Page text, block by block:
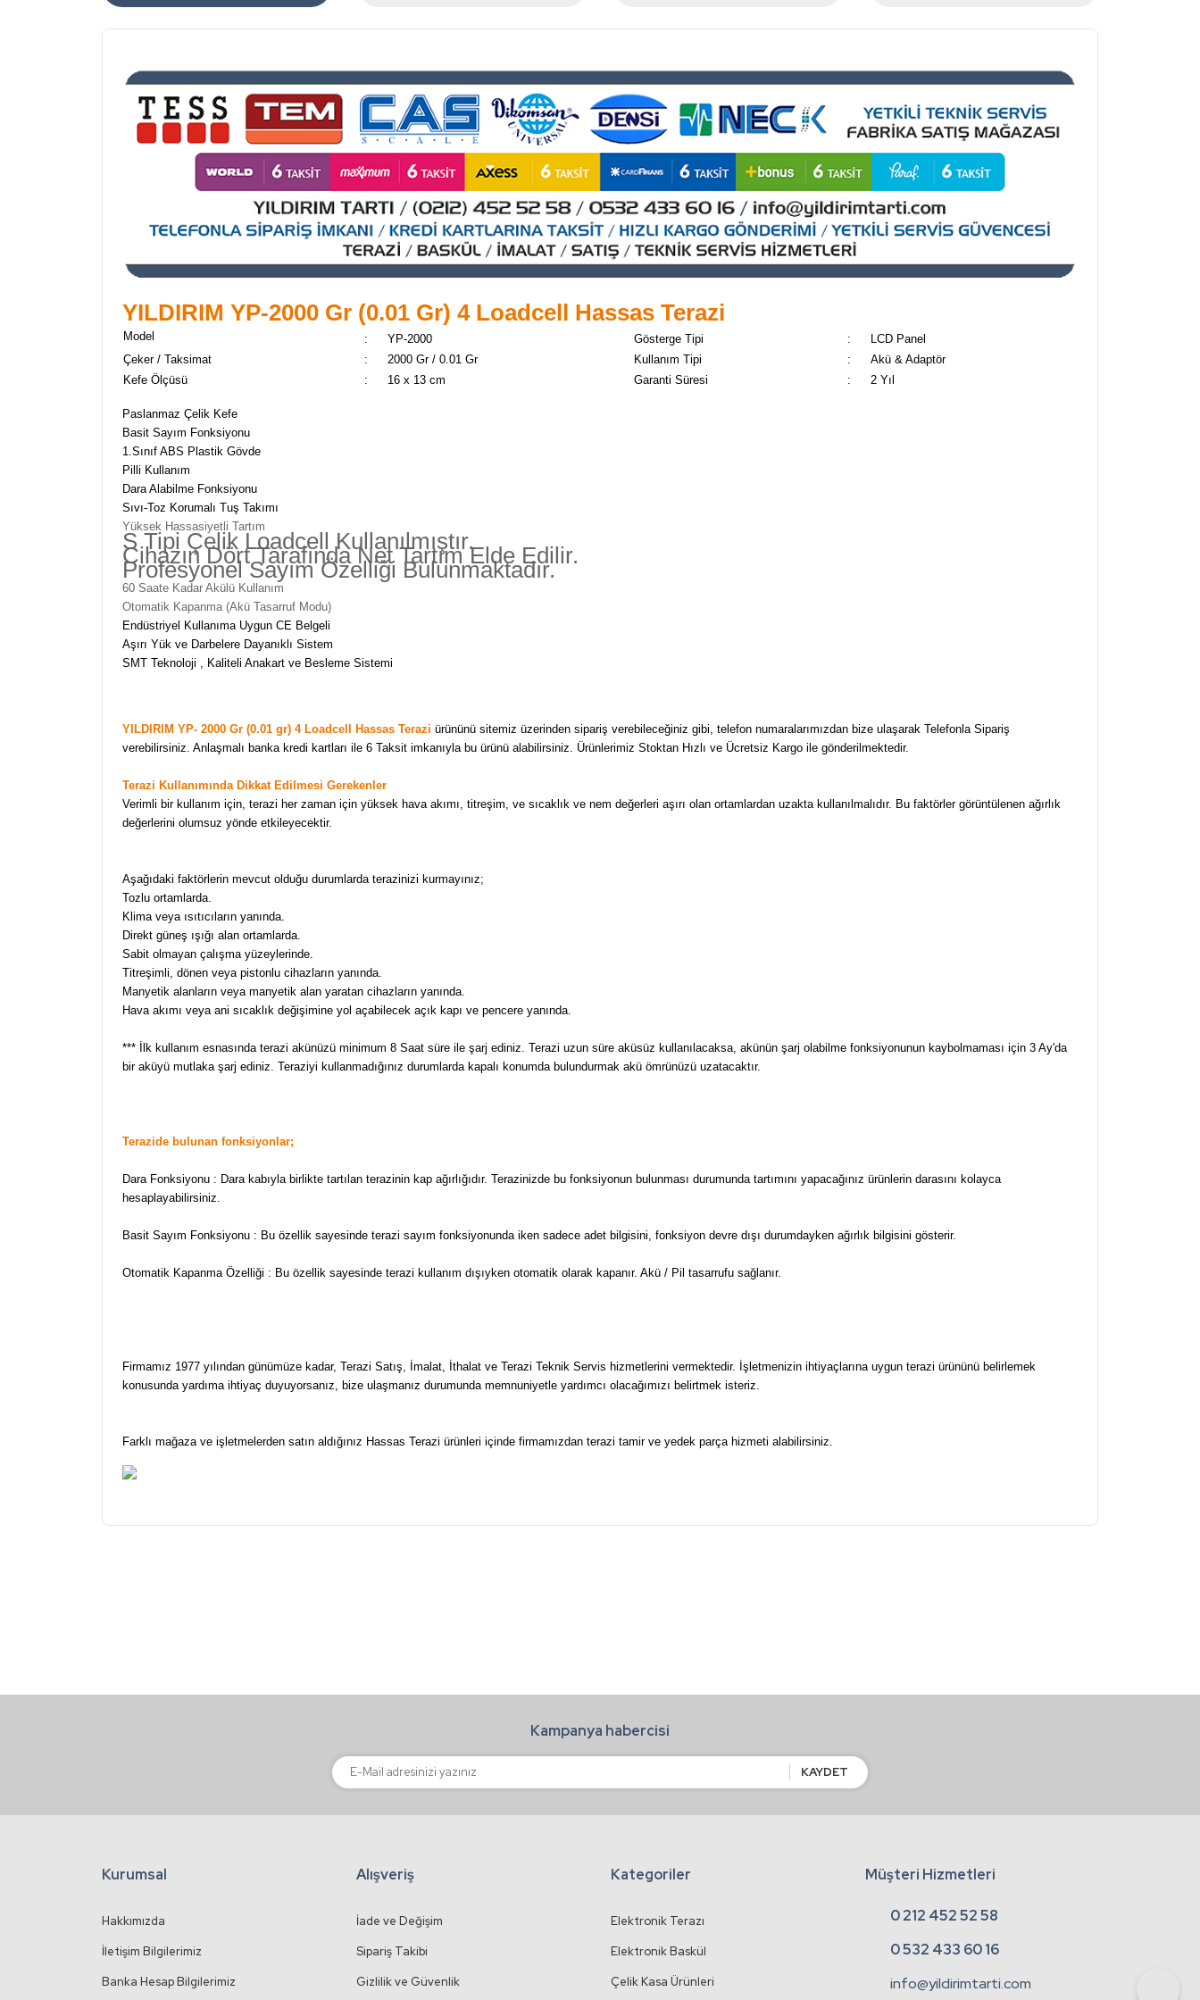
YILDIRIM YP-2000 Gr (0.01 Gr) 4 Loadcell Hassas Terazi
Model : YP-2000 Gösterge Tipi :
LCD Panel
Çeker / Taksimat
: 2000 Gr / 0.01 Gr Kullanım Tipi :
Akü & Adaptör
Kefe Ölçüsü
: 16 x 13 cm Garanti Süresi : 2 Yıl
Paslanmaz Çelik Kefe
Basit Sayım Fonksiyonu
1.Sınıf ABS Plastik Gövde
Pilli Kullanım
Dara Alabilme Fonksiyonu
Sıvı-Toz Korumalı Tuş Takımı
Yüksek Hassasiyetli Tartım
S Tipi Çelik Loadcell Kullanılmıştır.
Cihazın Dört Tarafında Net Tartım Elde Edilir.
Profesyonel Sayım Özelliği Bulunmaktadır.
60 Saate Kadar Akülü Kullanım
Otomatik Kapanma (Akü Tasarruf Modu)
Endüstriyel Kullanıma Uygun CE Belgeli
Aşırı Yük ve Darbelere Dayanıklı Sistem
SMT Teknoloji , Kaliteli Anakart ve Besleme Sistemi
YILDIRIM YP- 2000 Gr (0.01 gr) 4 Loadcell Hassas Terazi ürününü sitemiz üzerinden sipariş verebileceğiniz gibi, telefon numaralarımızdan bize ulaşarak Telefonla Sipariş
verebilirsiniz. Anlaşmalı banka kredi kartları ile 6 Taksit imkanıyla bu ürünü alabilirsiniz. Ürünlerimiz Stoktan Hızlı ve Ücretsiz Kargo ile gönderilmektedir.
Terazi Kullanımında Dikkat Edilmesi Gerekenler
Verimli bir kullanım için, terazi her zaman için yüksek hava akımı, titreşim, ve sıcaklık ve nem değerleri aşırı olan ortamlardan uzakta kullanılmalıdır. Bu faktörler görüntülenen ağırlık
değerlerini olumsuz yönde etkileyecektir.
Aşağıdaki faktörlerin mevcut olduğu durumlarda terazinizi kurmayınız;
Tozlu ortamlarda.
Klima veya ısıtıcıların yanında.
Direkt güneş ışığı alan ortamlarda.
Sabit olmayan çalışma yüzeylerinde.
Titreşimli, dönen veya pistonlu cihazların yanında.
Manyetik alanların veya manyetik alan yaratan cihazların yanında.
Hava akımı veya ani sıcaklık değişimine yol açabilecek açık kapı ve pencere yanında.
*** İlk kullanım esnasında terazi akünüzü minimum 8 Saat süre ile şarj ediniz. Terazi uzun süre aküsüz kullanılacaksa, akünün şarj olabilme fonksiyonunun kaybolmaması için 3 Ay'da
bir aküyü mutlaka şarj ediniz. Teraziyi kullanmadığınız durumlarda kapalı konumda bulundurmak akü ömrünüzü uzatacaktır.
Terazide bulunan fonksiyonlar;
Dara Fonksiyonu : Dara kabıyla birlikte tartılan terazinin kap ağırlığıdır. Terazinizde bu fonksiyonun bulunması durumunda tartımını yapacağınız ürünlerin darasını kolayca
hesaplayabilirsiniz.
Basit Sayım Fonksiyonu : Bu özellik sayesinde terazi sayım fonksiyonunda iken sadece adet bilgisini, fonksiyon devre dışı durumdayken ağırlık bilgisini gösterir.
Otomatik Kapanma Özelliği : Bu özellik sayesinde terazi kullanım dışıyken otomatik olarak kapanır. Akü / Pil tasarrufu sağlanır.
Firmamız 1977 yılından günümüze kadar, Terazi Satış, İmalat, İthalat ve Terazi Teknik Servis hizmetlerini vermektedir. İşletmenizin ihtiyaçlarına uygun terazi ürününü belirlemek
konusunda yardıma ihtiyaç duyuyorsanız, bize ulaşmanız durumunda memnuniyetle yardımcı olacağımızı belirtmek isteriz.
Farklı mağaza ve işletmelerden satın aldığınız Hassas Terazi ürünleri içinde firmamızdan terazi tamir ve yedek parça hizmeti alabilirsiniz.
Görüş ve önerileriniz için teşekkür ederiz.
Kampanya habercisi
KAYDET
Kurumsal
Hakkımızda
İletişim Bilgilerimiz
Banka Hesap Bilgilerimiz
Alışveriş
İade ve Değişim
Sipariş Takibi
Gizlilik ve Güvenlik
Kategoriler
Elektronik Terazı
Elektronik Baskül
Çelik Kasa Ürünleri
Müşteri Hizmetleri
0 212 452 52 58
0 532 433 60 16
info@yildirimtarti.com